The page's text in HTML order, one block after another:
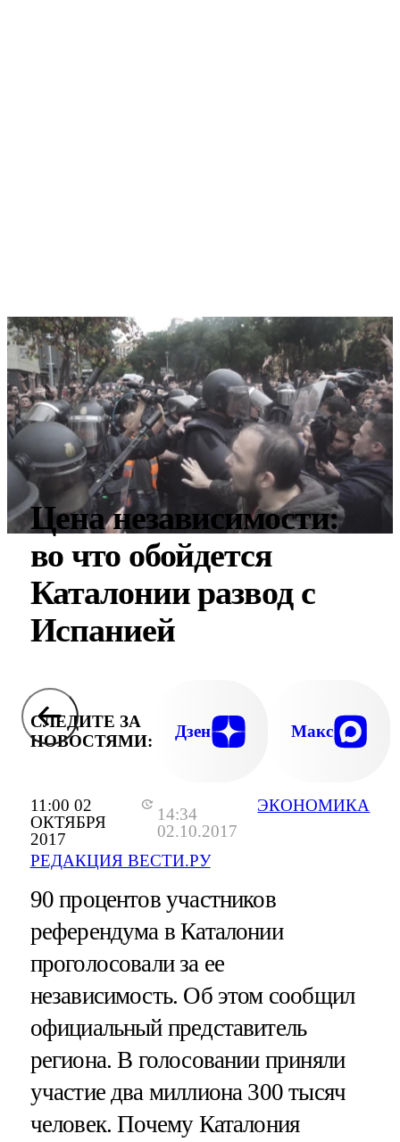
11:00 02
ОКТЯБРЯ
2017
14:34
02.10.2017
РЕДАКЦИЯ ВЕСТИ.РУ
ЭКОНОМИКА
Цена независимости:
во что обойдется
Каталонии развод с
Испанией
СЛЕДИТЕ ЗА
НОВОСТЯМИ:
Дзен Макс
90 процентов участников
референдума в Каталонии
проголосовали за ее
независимость. Об этом сообщил
официальный представитель
региона. В голосовании приняли
участие два миллиона 300 тысяч
человек. Почему Каталония